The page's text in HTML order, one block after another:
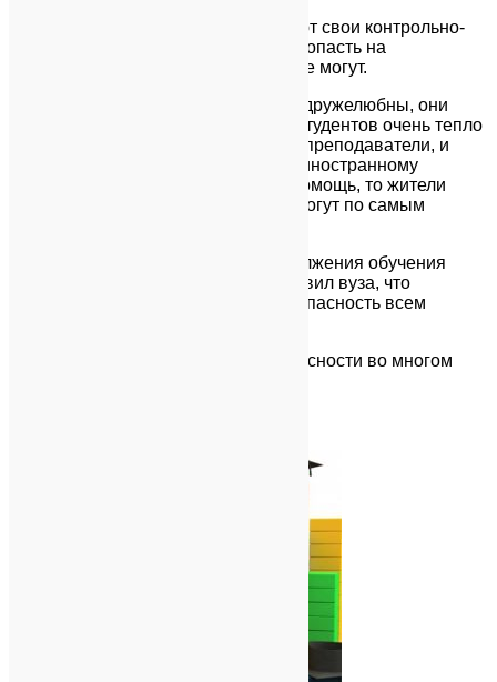
Кампусы обычно огорожены и имеют свои контрольно-
пропускные пункты по периметру. Попасть на
территорию кампуса посторонние не могут.
3) Так же, китайцы гостеприимны и дружелюбны, они
любят иностранцев. Иностранных студентов очень тепло
встречают в стенах университета и преподаватели, и
китайские студенты. В случае если иностранному
студенту понадобится какая-либо помощь, то жители
поднебесной с большой охотой помогут по самым
4) Важным требованием для продолжения обучения
студента является соблюдение Правил вуза, что
обеспечивает дополнительную безопасность всем
Важно понимать, что вопрос безопасности во многом